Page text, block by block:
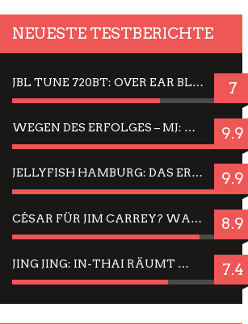
NEUESTE TESTBERICHTE
JBL TUNE 720BT: OVER EAR BLUETOOTH KOPFHÖRER UM DIE 50,-€ IM DAUER-TEST 7
WEGEN DES ERFOLGES – MJ: MICHAEL JACKSON MUSICAL IN EINER MATINEE SEHEN 9.9
JELLYFISH HAMBURG: DAS ERFOLGREICHE SOMMER-MENÜ 2025 IN GEFÜHLEN UND BILDERN 9.9
CÉSAR FÜR JIM CARREY? WARUM DAS EINER DER NERVIGSTEN ACTORS IST UND BLEIBT 8.9
JING JING: IN-THAI RÄUMT WIEDER TITEL AB – EIN ZWEI-STUNDEN-ERLEBNISBERICHT 7.4